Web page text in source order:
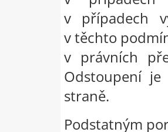
v případech
v těchto
v právních
Odstoupení
straně.
Podstatným